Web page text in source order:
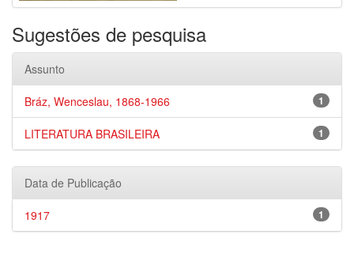
Sugestões de pesquisa
Assunto
1
Bráz, Wenceslau, 1868-1966
1
LITERATURA BRASILEIRA
Data de Publicação
1
1917